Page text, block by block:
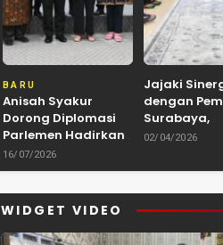
BARU
Anisah Syakur
Dorong Diplomasi
Parlemen Hadirkan
Kerja Sama
Internasional yang
Kota Depok
16/07/2026
Jajaki
dengan
Surabaya,
Kerukunan
Kolaborasi
02/04/2026
WIDGET VIDEO